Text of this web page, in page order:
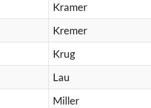
Kramer
Kremer
Krug
Lau
Miller